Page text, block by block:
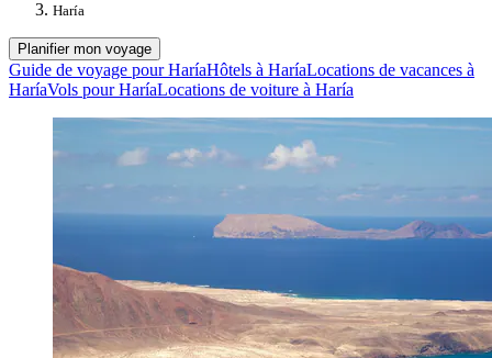
Haría
Planifier mon voyage
Guide de voyage pour HaríaHôtels à HaríaLocations de vacances à
HaríaVols pour HaríaLocations de voiture à Haría